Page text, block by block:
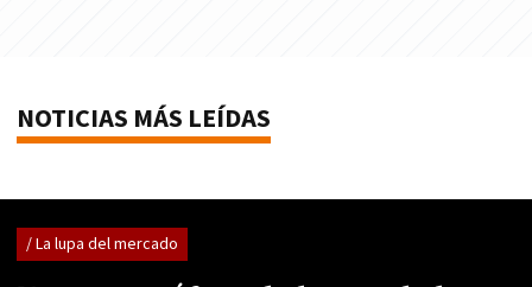
NOTICIAS MÁS LEÍDAS
/ La lupa del mercado